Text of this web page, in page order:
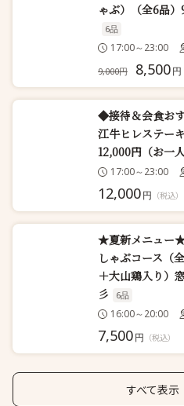
ゃぶ）（全6品
6品
17:00～23:00
9,000円 8,500円
◆接待＆会食お
江牛ヒレステー
12,000円（お一
17:00～23:00
12,000円 （税込）
★夏新メニュー
しゃぶコース（
＋大山鶏入り）
彡
6品
16:00～20:00
7,500円 （税込）
すべて表示